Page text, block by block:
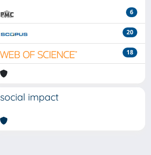
6
20
18
social impact